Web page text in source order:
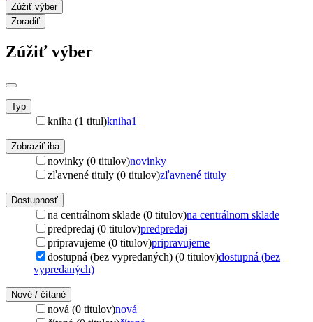
Zúžiť výber
Zoradiť
Zúžiť výber
Typ
kniha (1 titul)kniha1
Zobraziť iba
novinky (0 titulov)novinky
zľavnené tituly (0 titulov)zľavnené tituly
Dostupnosť
na centrálnom sklade (0 titulov)na centrálnom sklade
predpredaj (0 titulov)predpredaj
pripravujeme (0 titulov)pripravujeme
dostupná (bez vypredaných) (0 titulov)dostupná (bez
vypredaných)
Nové / čítané
nová (0 titulov)nová